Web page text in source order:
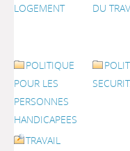
LOGEMENT
DU
POLITIQUE
POUR LES
PERSONNES
HANDICAPEES
TRAVAIL